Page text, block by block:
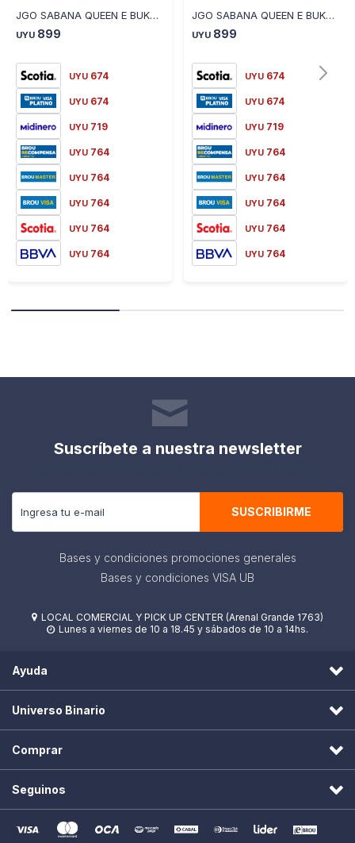
JGO SABANA QUEEN E BUKARA 257-2
UYU 899
UYU 674
UYU 674
UYU 719
UYU 764
UYU 764
UYU 764
UYU 764
UYU 764
JGO SABANA QUEEN E BUKARA 257-1
UYU 899
UYU 674
UYU 674
UYU 719
UYU 764
UYU 764
UYU 764
UYU 764
UYU 764
Suscríbete a nuestra newsletter
SUSCRIBIRME
Bases y condiciones promociones generales
Bases y condiciones VISA UB
 LOCAL COMERCIAL Y PICK UP CENTER (Arenal Grande 1763)
 Lunes a viernes de 10 a 18.45 y sábados de 10 a 14hs.
Ayuda
Universo Binario
Comprar
Seguinos